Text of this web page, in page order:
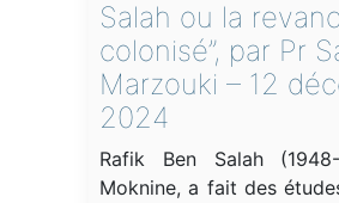
Salah ou la
colonisé”, par Pr
Marzouki – 12
2024
Rafik Ben Salah
Moknine, a fait des